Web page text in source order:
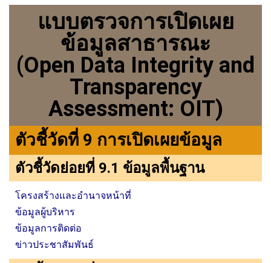
แบบตรวจการเปิดเผย
ข้อมูลสาธารณะ
(Open Data Integrity and
Transparency
Assessment: OIT)
ตัวชี้วัดที่ 9 การเปิดเผยข้อมูล
ตัวชี้วัดย่อยที่ 9.1 ข้อมูลพื้นฐาน
โครงสร้างและอำนาจหน้าที่
ข้อมูลผู้บริหาร
ข้อมูลการติดต่อ
ข่าวประชาสัมพันธ์